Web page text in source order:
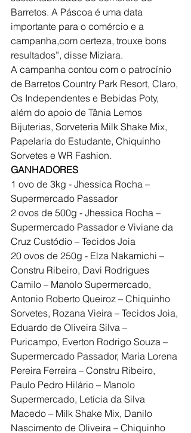
Barretos. A Páscoa é uma data
importante para o comércio e a
campanha,com certeza, trouxe bons
resultados”, disse Miziara.
A campanha contou com o patrocínio
de Barretos Country Park Resort, Claro,
Os Independentes e Bebidas Poty,
além do apoio de Tânia Lemos
Bijuterias, Sorveteria Milk Shake Mix,
Papelaria do Estudante, Chiquinho
Sorvetes e WR Fashion.
GANHADORES
1 ovo de 3kg - Jhessica Rocha –
Supermercado Passador
2 ovos de 500g - Jhessica Rocha –
Supermercado Passador e Viviane da
Cruz Custódio – Tecidos Joia
20 ovos de 250g - Elza Nakamichi –
Constru Ribeiro, Davi Rodrigues
Camilo – Manolo Supermercado,
Antonio Roberto Queiroz – Chiquinho
Sorvetes, Rozana Vieira – Tecidos Joia,
Eduardo de Oliveira Silva –
Puricampo, Everton Rodrigo Souza –
Supermercado Passador, Maria Lorena
Pereira Ferreira – Constru Ribeiro,
Paulo Pedro Hilário – Manolo
Supermercado, Letícia da Silva
Macedo – Milk Shake Mix, Danilo
Nascimento de Oliveira – Chiquinho